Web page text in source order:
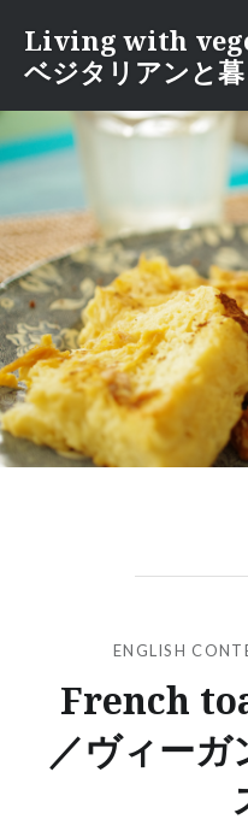
ン
ツ
へ
動
Living with
ベジタリアンと
ENGLISH
French
／ヴィー